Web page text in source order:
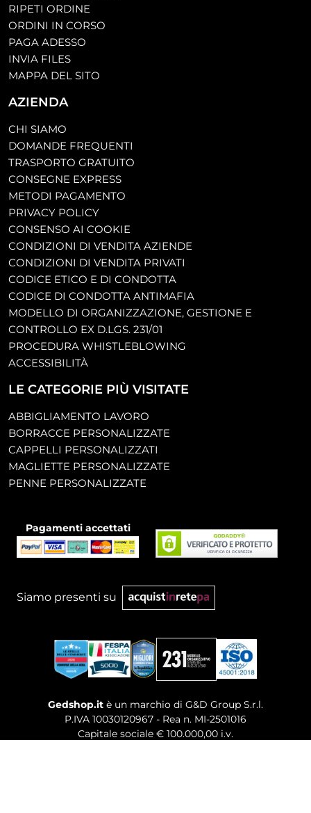
RIPETI ORDINE
ORDINI IN CORSO
PAGA ADESSO
INVIA FILES
MAPPA DEL SITO
AZIENDA
CHI SIAMO
DOMANDE FREQUENTI
TRASPORTO GRATUITO
CONSEGNE EXPRESS
METODI PAGAMENTO
PRIVACY POLICY
CONSENSO AI COOKIE
CONDIZIONI DI VENDITA AZIENDE
CONDIZIONI DI VENDITA PRIVATI
CODICE ETICO E DI CONDOTTA
CODICE DI CONDOTTA ANTIMAFIA
MODELLO DI ORGANIZZAZIONE, GESTIONE E
CONTROLLO EX D.LGS. 231/01
PROCEDURA WHISTLEBLOWING
ACCESSIBILITÀ
LE CATEGORIE PIÙ VISITATE
ABBIGLIAMENTO LAVORO
BORRACCE PERSONALIZZATE
CAPPELLI PERSONALIZZATI
MAGLIETTE PERSONALIZZATE
PENNE PERSONALIZZATE
Pagamenti accettati
Siamo presenti su
Gedshop.it è un marchio di G&D Group S.r.l.
P.IVA 10030120967 - Rea n. MI-2501016
Capitale sociale € 100.000,00 i.v.